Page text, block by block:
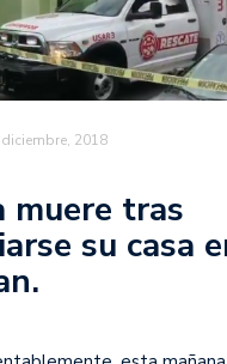
2018
muere tras
su casa